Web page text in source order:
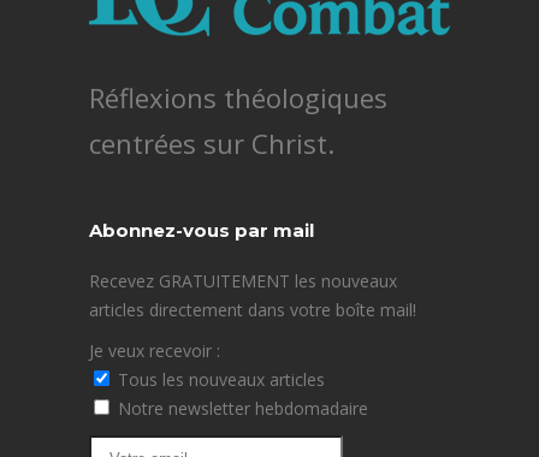
Réflexions théologiques
centrées sur Christ.
Abonnez-vous par mail
Recevez GRATUITEMENT les nouveaux
articles directement dans votre boîte mail!
Je veux recevoir :
Tous les nouveaux articles
Notre newsletter hebdomadaire